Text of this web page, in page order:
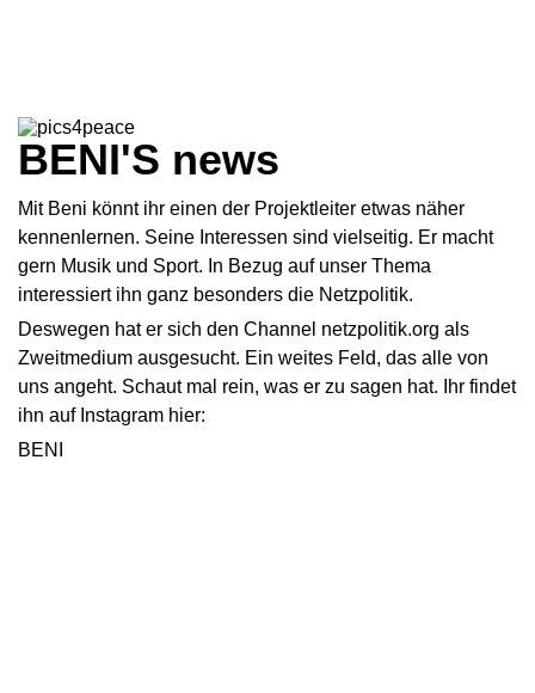
BENI'S news
Mit Beni könnt ihr einen der Projektleiter etwas näher
kennenlernen. Seine Interessen sind vielseitig. Er macht
gern Musik und Sport. In Bezug auf unser Thema
interessiert ihn ganz besonders die Netzpolitik.
Deswegen hat er sich den Channel netzpolitik.org als
Zweitmedium ausgesucht. Ein weites Feld, das alle von
uns angeht. Schaut mal rein, was er zu sagen hat. Ihr findet
ihn auf Instagram hier:
BENI